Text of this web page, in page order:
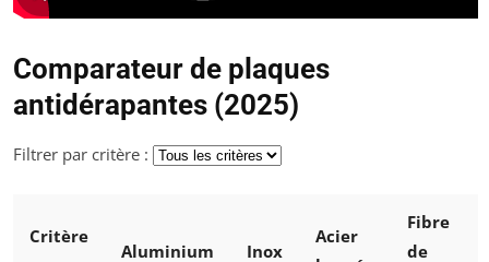
Comparateur de plaques
antidérapantes (2025)
Filtrer par critère :
Critère
Aluminium Inox
Acier
Fibre
de